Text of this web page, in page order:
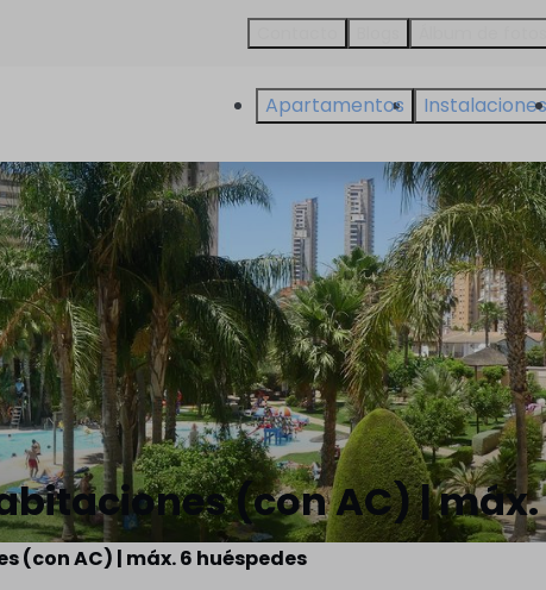
Apartamentos Instalaciones
(con AC) | máx.
AC) | máx. 6 huéspedes